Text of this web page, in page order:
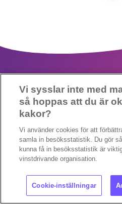
Vi sysslar inte med
så hoppas att du är
kakor?
Vi använder cookies för att
samla in besöksstatistik. Du gör
kunna få in besöksstatistik är
vinstdrivande organisation.
Cookie-inställningar